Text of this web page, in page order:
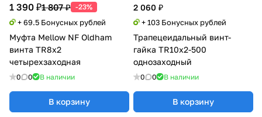
2 060 ₽
+ 103 Бонусных рублей
Трапецеидальный винт-
гайка TR10x2-500
однозаходный
0 0 В наличии
В корзину
1 390 ₽1 807 ₽ -23%
+ 69.5 Бонусных рублей
Муфта Mellow NF Oldham
винта TR8x2
четырехзаходная
0 0 В наличии
В корзину